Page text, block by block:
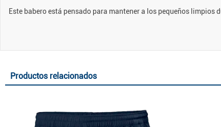
Este babero está pensado para mantener a los pequeños limpios
Productos relacionados